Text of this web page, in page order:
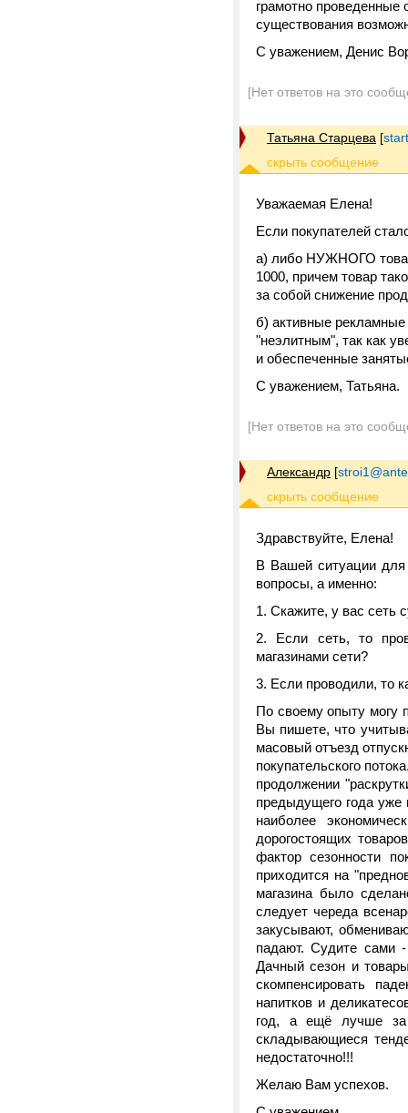
грамотно проведенные
существования
С уважением, Денис
[Нет ответов на это
Татьяна Старцева [
Уважаемая Елена!
Если покупателей
а) либо НУЖНОГО
1000, причем товар
за собой снижение
б) активные рекламные
"неэлитным", так как
и обеспеченные
С уважением, Татьяна.
[Нет ответов на это
Александр [
Здравствуйте, Елена!
В Вашей ситуации для
вопросы, а именно:
1. Скажите, у вас сеть
2. Если сеть, то
магазинами сети?
3. Если проводили, то
По своему опыту могу
Вы пишете, что
масовый отъезд
покупательского
продолжении
предыдущего года уже
наиболее
дорогостоящих
фактор сезонности
приходится на
магазина было
следует череда
закусывают,
падают. Судите сами
Дачный сезон и
скомпенсировать
напитков и
год, а ещё лучше за
складывающиеся
недостаточно!!!
Желаю Вам успехов.